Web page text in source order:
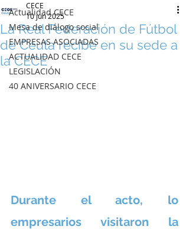
Actualidad CECE
Mesa de diálogo social
EMPRESAS ASOCIADAS
ACTUALIDAD CECE
LEGISLACIÓN
40 ANIVERSARIO CECE
La Real Federación de Fútbol
de Ceuta recibe en su sede a
la CECE
CECE
10 jun 2025
Durante el acto, lo
empresarios visitaron la